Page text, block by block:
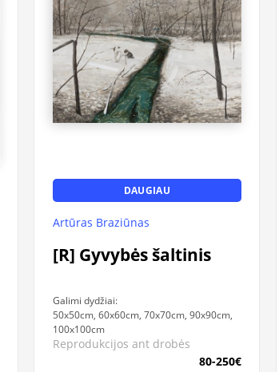
DAUGIAU
Artūras Braziūnas
[R] Gyvybės šaltinis
Galimi dydžiai:
50x50cm, 60x60cm, 70x70cm, 90x90cm,
100x100cm
Reprodukcijos ant drobės
80-250€